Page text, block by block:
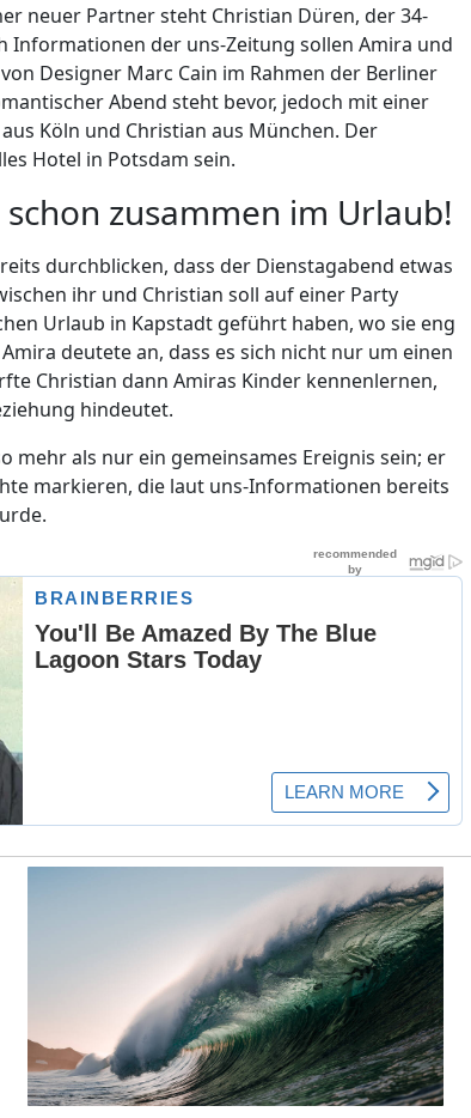
neuer Partner steht Christian Düren, der 34-
Informationen der uns-Zeitung sollen Amira und
Designer Marc Cain im Rahmen der Berliner
Abend steht bevor, jedoch mit einer
Köln und Christian aus München. Der
Hotel in Potsdam sein.
zusammen im Urlaub!
durchblicken, dass der Dienstagabend etwas
ihr und Christian soll auf einer Party
Urlaub in Kapstadt geführt haben, wo sie eng
deutete an, dass es sich nicht nur um einen
Christian dann Amiras Kinder kennenlernen,
hindeutet.
als nur ein gemeinsames Ereignis sein; er
markieren, die laut uns-Informationen bereits